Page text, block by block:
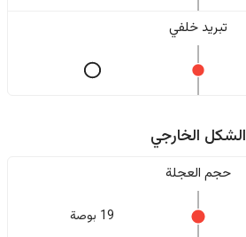
تبريد خلفي
الشكل الخارجي
حجم العجلة
19 بوصة